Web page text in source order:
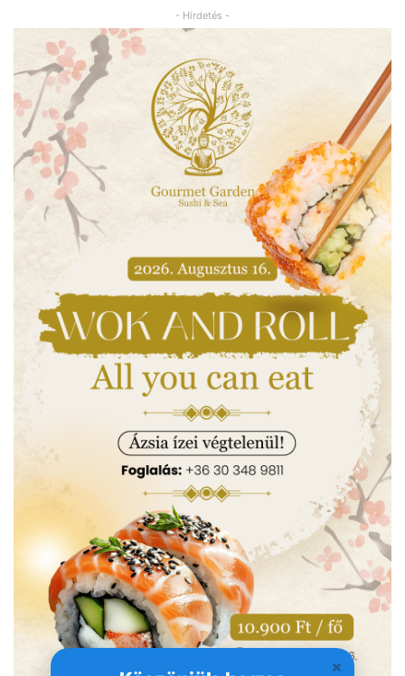
- Hirdetés -